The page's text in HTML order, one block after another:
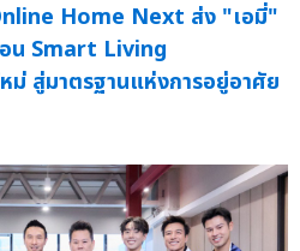
Home Next ส่ง "เอมี่"
น Smart Living
ม่ สู่มาตรฐานแห่งการอยู่อาศัย